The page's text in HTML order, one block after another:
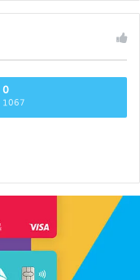
0
1067